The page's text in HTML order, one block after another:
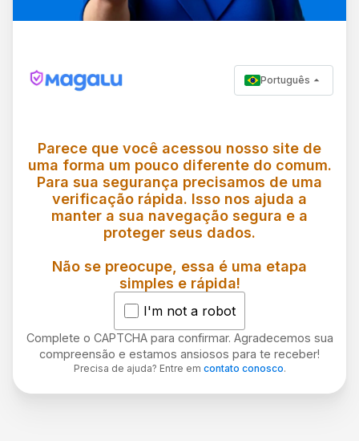
Português
Parece que você acessou nosso site de
uma forma um pouco diferente do comum.
Para sua segurança precisamos de uma
verificação rápida. Isso nos ajuda a
manter a sua navegação segura e a
proteger seus dados.
Não se preocupe, essa é uma etapa
simples e rápida!
I'm not a robot
Complete o CAPTCHA para confirmar. Agradecemos sua
compreensão e estamos ansiosos para te receber!
Precisa de ajuda? Entre em contato conosco.